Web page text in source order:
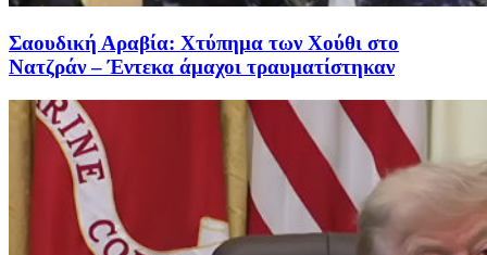
Σαουδική Αραβία: Χτύπημα των Χούθι στο
Νατζράν – Έντεκα άμαχοι τραυματίστηκαν